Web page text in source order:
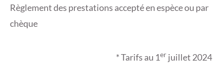
Règlement des prestations accepté en espèce ou par
chèque
* Tarifs au 1er juillet 2024